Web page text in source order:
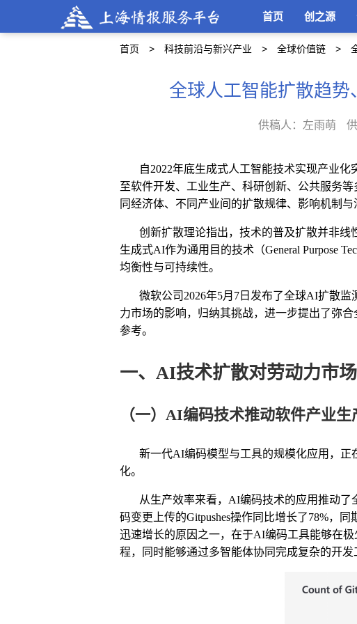
首页 创之源
首页 科技前沿与新兴产业 全球价值链
全球人工智能扩散趋
供稿人：左雨萌
自2022年底生成式人工智能技术实现产业化
至软件开发、工业生产、科研创新、公共服务
同经济体、不同产业间的扩散规律、影响机制
创新扩散理论指出，技术的普及扩散并非线
生成式AI作为通用目的技术（General Purpose
均衡性与可持续性。
微软公司 2026年5月 7 日 发布了全球AI扩散监
力市场的影响，归纳其挑战， 进一步提出了弥合
参考。
一、 AI技术扩散对劳动力市场
（一） AI编码技术推动软件产业生
新一代AI编码模型与工具的规模化应用，
化。
从生产效率来看， AI编码技术的应用推动了
码变更上传的Gitpushes操作同比增长了78%，同
迅速增长的原因之一，在于AI编码工具能够在极
程，同时能够通过多智能体协同完成复杂的开